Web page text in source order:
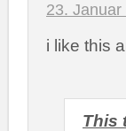
23.
i like this
This